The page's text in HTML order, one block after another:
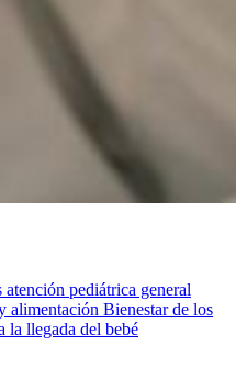
atención pediátrica general
alimentación Bienestar de los
la llegada del bebé